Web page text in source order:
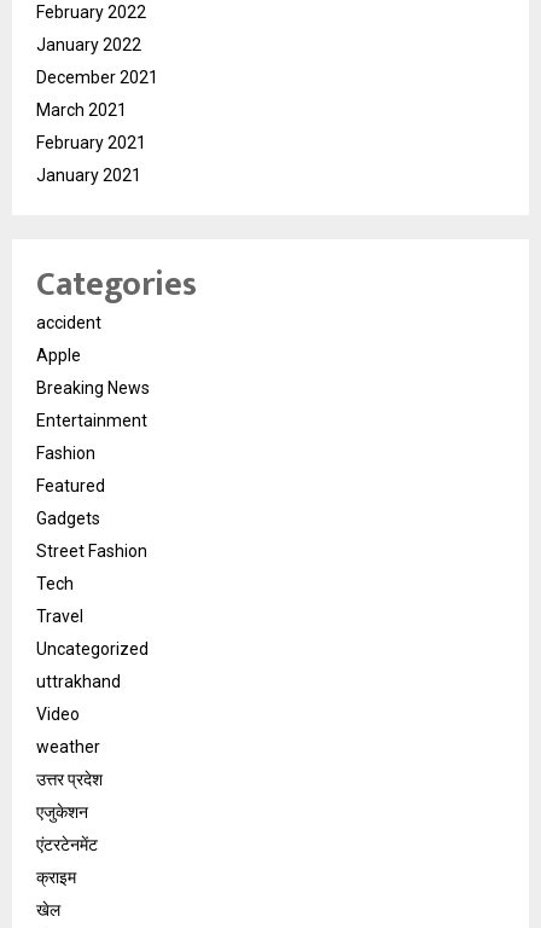
February 2022
January 2022
December 2021
March 2021
February 2021
January 2021
Categories
accident
Apple
Breaking News
Entertainment
Fashion
Featured
Gadgets
Street Fashion
Tech
Travel
Uncategorized
uttrakhand
Video
weather
उत्तर प्रदेश
एजुकेशन
एंटरटेनमेंट
क्राइम
खेल